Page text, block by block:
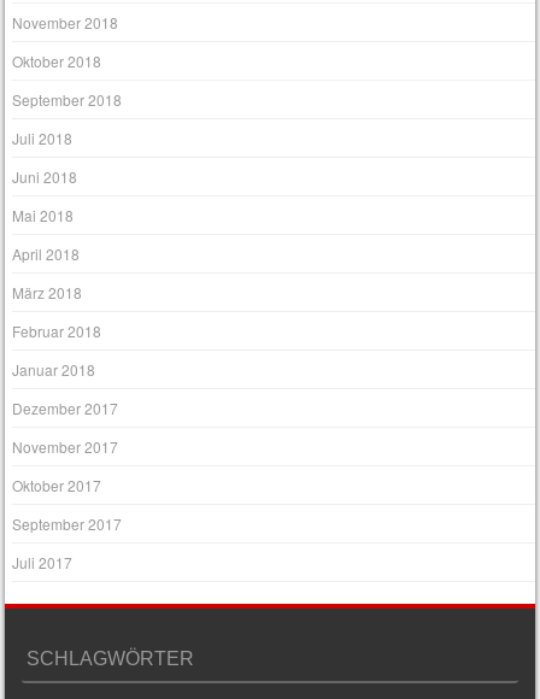
November 2018
Oktober 2018
September 2018
Juli 2018
Juni 2018
Mai 2018
April 2018
März 2018
Februar 2018
Januar 2018
Dezember 2017
November 2017
Oktober 2017
September 2017
Juli 2017
SCHLAGWÖRTER